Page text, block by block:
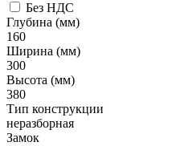
Без НДС
Глубина (мм)
160
Ширина (мм)
300
Высота (мм)
380
Тип конструкции
неразборная
Замок